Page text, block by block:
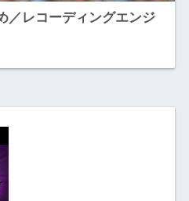
／レコーディングエンジ